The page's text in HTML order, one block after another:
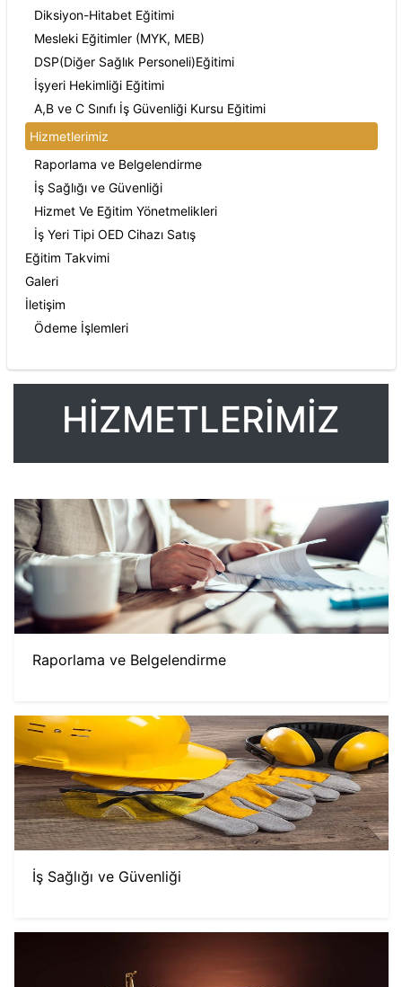
Diksiyon-Hitabet Eğitimi
Mesleki Eğitimler (MYK, MEB)
DSP(Diğer Sağlık Personeli)Eğitimi
İşyeri Hekimliği Eğitimi
A,B ve C Sınıfı İş Güvenliği Kursu Eğitimi
Hizmetlerimiz
Raporlama ve Belgelendirme
İş Sağlığı ve Güvenliği
Hizmet Ve Eğitim Yönetmelikleri
İş Yeri Tipi OED Cihazı Satış
Eğitim Takvimi
Galeri
İletişim
Ödeme İşlemleri
HİZMETLERİMİZ
Raporlama ve Belgelendirme
İş Sağlığı ve Güvenliği